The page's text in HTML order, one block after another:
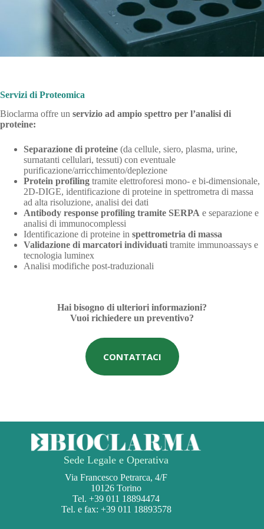
Servizi di Proteomica
Bioclarma offre un servizio ad ampio spettro per l’analisi di
proteine:
Separazione di proteine (da cellule, siero, plasma, urine,
surnatanti cellulari, tessuti) con eventuale
purificazione/arricchimento/deplezione
Protein profiling tramite elettroforesi mono- e bi-dimensionale,
2D-DIGE, identificazione di proteine in spettrometra di massa
ad alta risoluzione, analisi dei dati
Antibody response profiling tramite SERPA e separazione e
analisi di immunocomplessi
Identificazione di proteine in spettrometria di massa
Validazione di marcatori individuati tramite immunoassays e
tecnologia luminex
Analisi modifiche post-traduzionali
Hai bisogno di ulteriori informazioni?
Vuoi richiedere un preventivo?
CONTATTACI
Sede Legale e Operativa
Via Francesco Petrarca, 4/F
10126 Torino
Tel. +39 011 18894474
Tel. e fax: +39 011 18893578